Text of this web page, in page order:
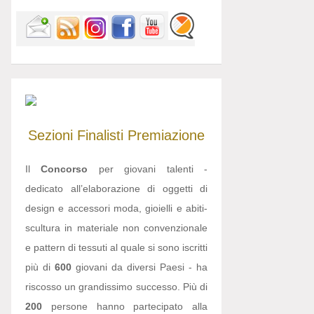
Sezioni Finalisti Premiazione
IlConcorso per giovani talenti -
dedicato all’elaborazione di oggetti di
design e accessori moda, gioielli e abiti-
scultura in materiale non convenzionale
e pattern di tessuti al quale si sono iscritti
più di 600 giovani da diversi Paesi - ha
riscosso un grandissimo successo. Più di
200 persone hanno partecipato alla